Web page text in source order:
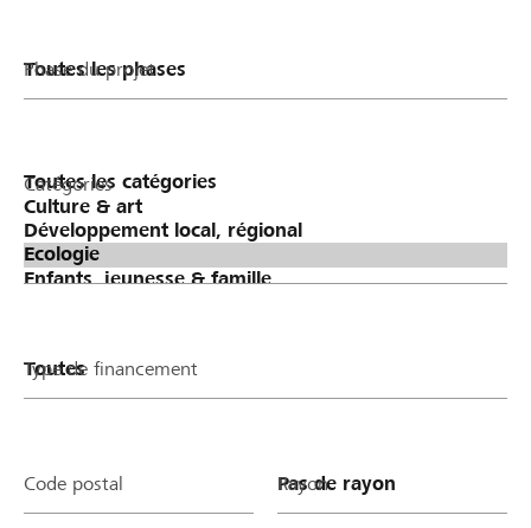
Phase du projet
Catégories
Type de financement
Code postal Rayon